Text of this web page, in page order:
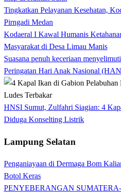
Tingkatkan Pelayanan Kesehatan,
Pirngadi Medan‎
Kodaeral I Kawal Humanis
Masyarakat di Desa Limau Manis
Suasana penuh keceriaan
Peringatan Hari Anak Nasional
HNSI Sumut, Zulfahri Siagian: 4
Diduga Konselting Listrik
Lampung Selatan
Penganiayaan di Dermaga Bom
Botol Keras
PENYEBERANGAN